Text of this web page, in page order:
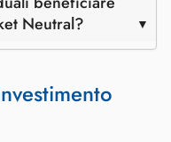
Neutral?